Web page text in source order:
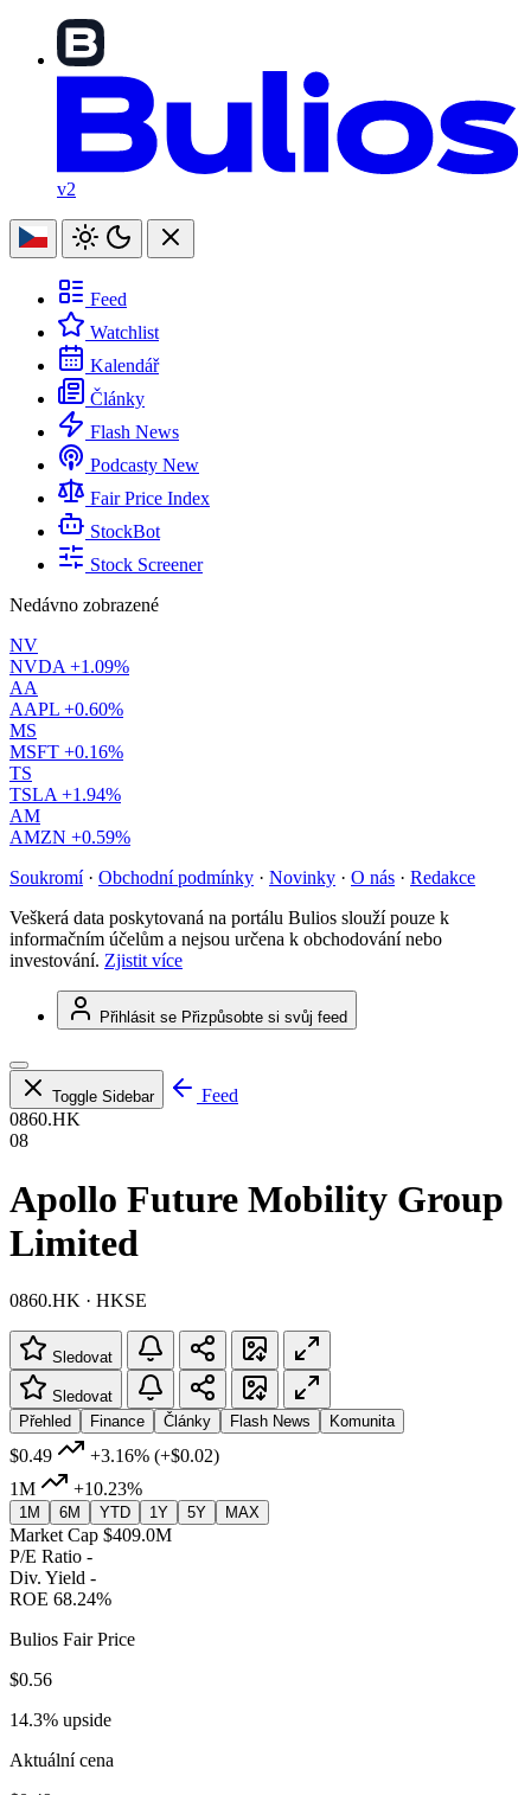
v2
Feed
Watchlist
Kalendář
Články
Flash News
Podcasty New
Fair Price Index
StockBot
Stock Screener
Nedávno zobrazené
NV
NVDA +1.09%
AA
AAPL +0.60%
MS
MSFT +0.16%
TS
TSLA +1.94%
AM
AMZN +0.59%
Soukromí · Obchodní podmínky · Novinky · O nás · Redakce
Veškerá data poskytovaná na portálu Bulios slouží pouze k
informačním účelům a nejsou určena k obchodování nebo
investování. Zjistit více
Přihlásit se Přizpůsobte si svůj feed
Toggle Sidebar
Feed
0860.HK
08
Apollo Future Mobility Group
Limited
0860.HK · HKSE
Sledovat
Sledovat
Přehled
Finance Články Flash News Komunita
$0.49 +3.16% (+$0.02)
1M
+10.23%
1M 6M YTD 1Y 5Y MAX
Market Cap $409.0M
P/E Ratio -
Div. Yield -
ROE 68.24%
Bulios Fair Price
$0.56
14.3% upside
Aktuální cena